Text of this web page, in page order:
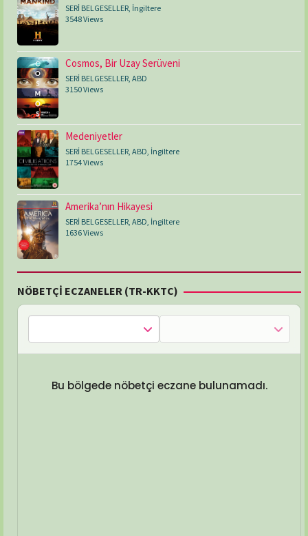
SERİ BELGESELLER İngiltere
3548 Views
Cosmos, Bir Uzay Serüveni
SERİ BELGESELLER, ABD
3150 Views
Medeniyetler
SERİ BELGESELLER, ABD, İngiltere
1754 Views
Amerika’nın Hikayesi
SERİ BELGESELLER, ABD, İngiltere
1636 Views
NÖBETÇİ ECZANELER (TR-KKTC)
Bu bölgede nöbetçi eczane bulunamadı.